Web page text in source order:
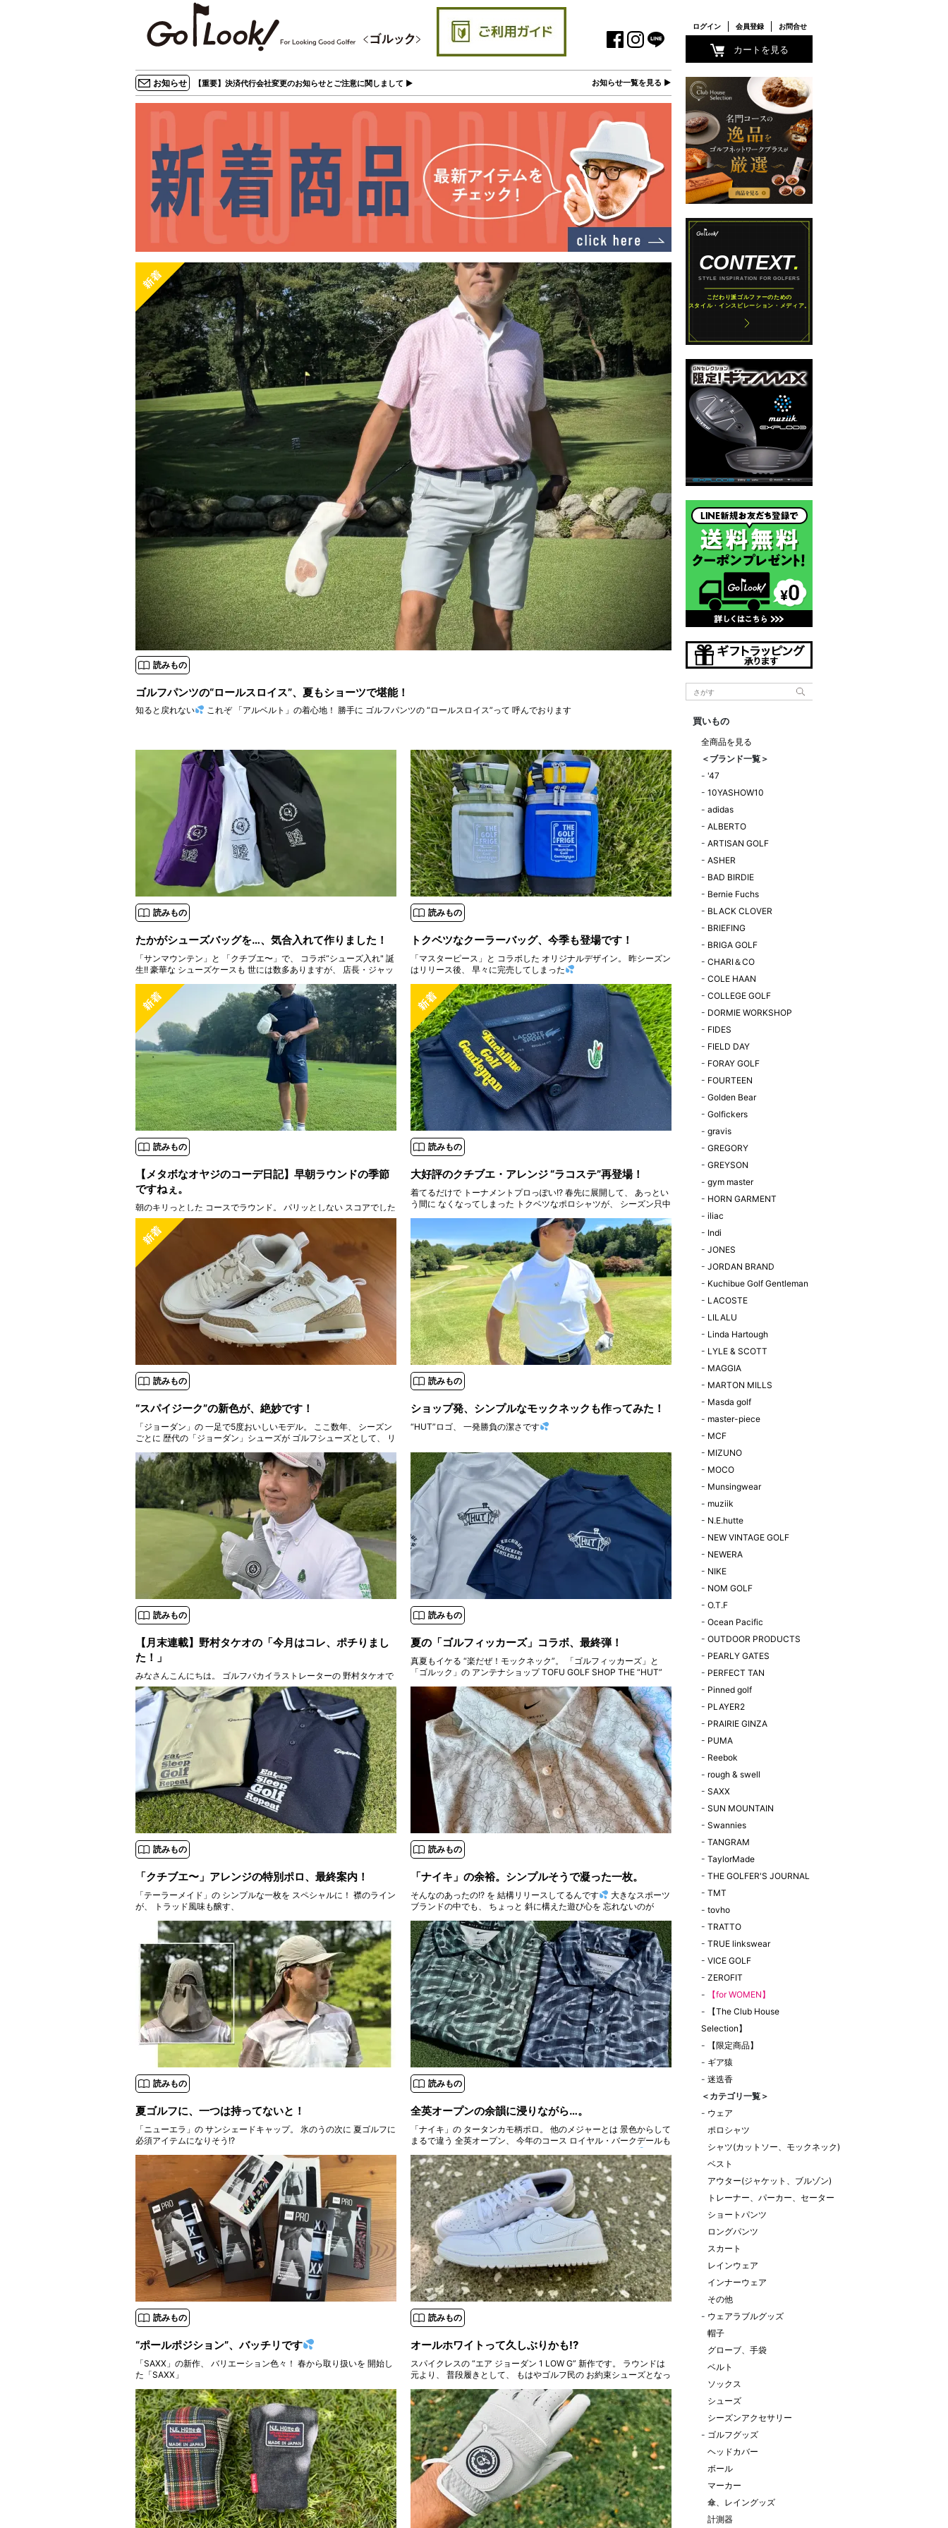
お知らせ 【重要】決済代行会社変更のお知らせとご注意に関しまして ▶ お知らせ一覧を見る ▶
読みもの
ゴルフパンツの“ロールスロイス”、夏もショーツで堪能！
知ると戻れない これぞ 「アルベルト」の着心地！ 勝手に ゴルフパンツの “ロールスロイス”って 呼んでおります
読みもの
たかがシューズバッグを…、気合入れて作りました！
「サンマウンテン」と 「クチブエ〜」で、 コラボ“シューズ入れ" 誕
生!! 豪華な シューズケースも 世には数多ありますが、 店長・ジャッ
き説"を 唱えてきました
読みもの
トクベツなクーラーバッグ、今季も登場です！
「マスターピース」と コラボした オリジナルデザイン。 昨シーズン
はリリース後、 早々に完売してしまった
読みもの
【メタボなオヤジのコーデ日記】早朝ラウンドの季節
ですねぇ。
朝のキリっとした コースでラウンド。 パリッとしない スコアでした
が（涙） 早朝4時起き
6時スタート
暑さ対策に アーリーバー
ドな スルーラウンドをされる方も 増えてますね。 ◯バケット：ク
チブエ・ゴルフ・ジェントルマン ◯
読みもの
大好評のクチブエ・アレンジ “ラコステ”再登場！
着てるだけで トーナメントプロっぽい!? 春先に展開して、 あっとい
う間に なくなってしまった トクベツなポロシャツが、 シーズン只中
読みもの
“スパイジーク”の新色が、絶妙です！
「ジョーダン」の 一足で5度おいしいモデル。 ここ数年、 シーズン
ごとに 歴代の「ジョーダン」シューズが ゴルフシューズとして、 リ
読みもの
ショップ発、シンプルなモックネックも作ってみた！
“HUT”ロゴ、 一発勝負の潔さです
読みもの
【月末連載】野村タケオの「今月はコレ、ポチりまし
た！」
みなさんこんにちは。 ゴルフバカイラストレーターの 野村タケオで
す。 いや〜今年の夏も暑いっすね！ これだけ暑いと 全身汗まみれに
なりますから、 当然手のひらもべちょべちょっすよ。 そんな時には
滑らないグローブが欲しくなるもの。 ってことで、 今回は
読みもの
夏の「ゴルフィッカーズ」コラボ、最終弾！
真夏もイケる “楽だぜ！モックネック”。 「ゴルフィッカーズ」と
「ゴルック」の アンテナショップ TOFU GOLF SHOP THE “HUT”
との
読みもの
「クチブエ〜」アレンジの特別ポロ、最終案内！
「テーラーメイド」の シンプルな一枚を スペシャルに！ 襟のライン
が、 トラッド風味も醸す、
読みもの
「ナイキ」の余裕。シンプルそうで凝った一枚。
そんなのあったの!? を 結構リリースしてるんです
大きなスポーツ
ブランドの中でも、 ちょっと 斜に構えた遊び心を 忘れないのが
読みもの
夏ゴルフに、一つは持ってないと！
「ニューエラ」の サンシェードキャップ。 氷のうの次に 夏ゴルフに
必須アイテムになりそう!?
読みもの
全英オープンの余韻に浸りながら…。
「ナイキ」の タータンカモ柄ポロ。 他のメジャーとは 景色からして
まるで違う 全英オープン、 今年のコース ロイヤル・バークデールも
読みもの
“ポールポジション”、バッチリです
「SAXX」の新作、 バリエーション色々！ 春から取り扱いを 開始し
た「SAXX」
読みもの
オールホワイトって久しぶりかも!?
スパイクレスの “エア ジョーダン 1 LOW G” 新作です。 ラウンドは
元より、 普段履きとして、 もはやゴルフ民の お約束シューズとなっ
ログイン 会員登録 お問合せ
カートを見る
買いもの
全商品を見る
＜ブランド一覧＞
- '47
- 10YASHOW10
- adidas
- ALBERTO
- ARTISAN GOLF
- ASHER
- BAD BIRDIE
- Bernie Fuchs
- BLACK CLOVER
- BRIEFING
- BRIGA GOLF
- CHARI＆CO
- COLE HAAN
- COLLEGE GOLF
- DORMIE WORKSHOP
- FIDES
- FIELD DAY
- FORAY GOLF
- FOURTEEN
- Golden Bear
- Golfickers
- gravis
- GREGORY
- GREYSON
- gym master
- HORN GARMENT
- iliac
- Indi
- JONES
- JORDAN BRAND
- Kuchibue Golf Gentleman
- LACOSTE
- LILALU
- Linda Hartough
- LYLE & SCOTT
- MAGGIA
- MARTON MILLS
- Masda golf
- master-piece
- MCF
- MIZUNO
- MOCO
- Munsingwear
- muziik
- N.E.hutte
- NEW VINTAGE GOLF
- NEWERA
- NIKE
- NOM GOLF
- O.T.F
- Ocean Pacific
- OUTDOOR PRODUCTS
- PEARLY GATES
- PERFECT TAN
- Pinned golf
- PLAYER2
- PRAIRIE GINZA
- PUMA
- Reebok
- rough & swell
- SAXX
- SUN MOUNTAIN
- Swannies
- TANGRAM
- TaylorMade
- THE GOLFER'S JOURNAL
- TMT
- tovho
- TRATTO
- TRUE linkswear
- VICE GOLF
- ZEROFIT
-
【for WOMEN】
-
【The Club House
Selection】
-
【限定商品】
- ギア猿
- 迷迭香
＜カテゴリ一覧＞
- ウェア
ポロシャツ
シャツ(カットソー、モックネック)
ベスト
アウター(ジャケット、ブルゾン)
トレーナー、パーカー、セーター
ショートパンツ
ロングパンツ
スカート
レインウェア
インナーウェア
その他
- ウェアラブルグッズ
帽子
グローブ、手袋
ベルト
ソックス
シューズ
シーズンアクセサリー
- ゴルフグッズ
ヘッドカバー
ボール
マーカー
傘、レイングッズ
計測器
×
GO/LOOK! からのお知らせ
新商品情報や編集部のオススメ、
オトクな情報・買い忘れ通知等を
店長ジャック厳選の新作商品情報をいち早くお届
編集部セレクトのスタイル提案・お得情報（ダイ
カートに残っている商品のお知らせ（買い忘れ通
お知らせを受け取る
いつでもメール内のリンクから配信停止できます